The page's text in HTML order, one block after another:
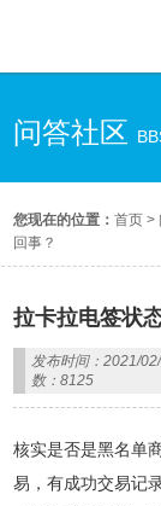
问答社区
您现在的位置：首页 >
回事？
拉卡拉电签状
发布时间：2021/
数：8125
核实是否是黑名单
易，有成功交易记